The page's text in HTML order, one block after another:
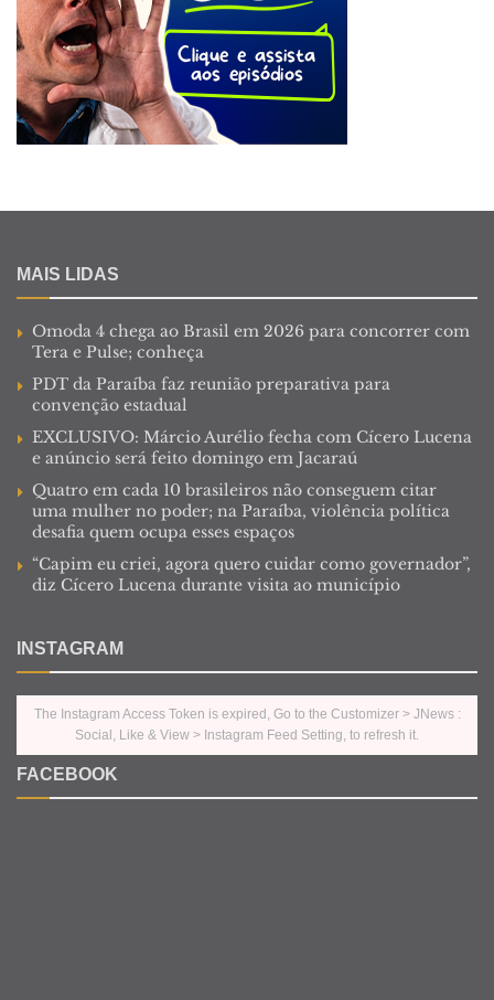
MAIS LIDAS
Omoda 4 chega ao Brasil em 2026 para concorrer com
Tera e Pulse; conheça
PDT da Paraíba faz reunião preparativa para
convenção estadual
EXCLUSIVO: Márcio Aurélio fecha com Cícero Lucena
e anúncio será feito domingo em Jacaraú
Quatro em cada 10 brasileiros não conseguem citar
uma mulher no poder; na Paraíba, violência política
desafia quem ocupa esses espaços
“Capim eu criei, agora quero cuidar como governador”,
diz Cícero Lucena durante visita ao município
INSTAGRAM
The Instagram Access Token is expired, Go to the Customizer > JNews :
Social, Like & View > Instagram Feed Setting, to refresh it.
FACEBOOK